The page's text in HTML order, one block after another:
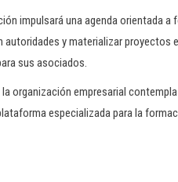
impulsará una agenda orientada
y materializar
sus asociados.
organización empresarial
especializada para la